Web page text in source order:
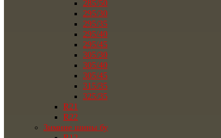
285/50
295/30
295/35
295/40
295/45
305/30
305/40
305/45
315/35
325/35
R21
R22
Зимние шины бу